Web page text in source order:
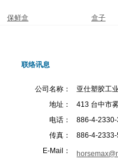
保鲜盒 盒子
联络讯息
公司名称：
亚仕塑胶工
地址：
413 台中市
电话：
886-4-
传真：
886-4-
E-Mail：